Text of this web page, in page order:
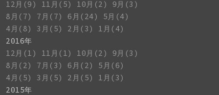
12月(9)
11月(5) 10月(2)
9月(3)
8月(7)
7月(7) 6月(24)
5月(4)
4月(8)
3月(5) 2月(3)
1月(4)
2016年
12月(1)
11月(1) 10月(2)
9月(3)
8月(2)
7月(3) 6月(2)
5月(6)
4月(5)
3月(5) 2月(5)
1月(3)
2015年